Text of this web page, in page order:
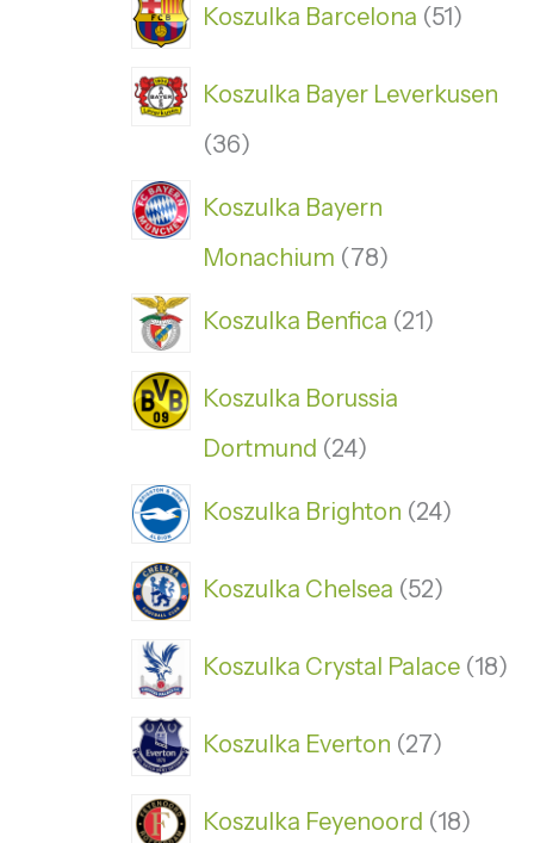
Koszulka Barcelona 51
Koszulka Bayer Leverkusen
36
Koszulka Bayern
Monachium
78
Koszulka Benfica 21
Koszulka Borussia
Dortmund 24
Koszulka Brighton 24
Koszulka Chelsea 52
Koszulka Crystal Palace 18
Koszulka Everton 27
Koszulka Feyenoord 18